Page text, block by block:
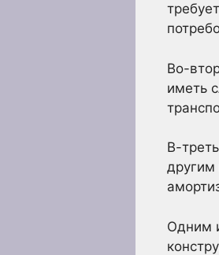
Во-
иметь
В-
другим
Одним